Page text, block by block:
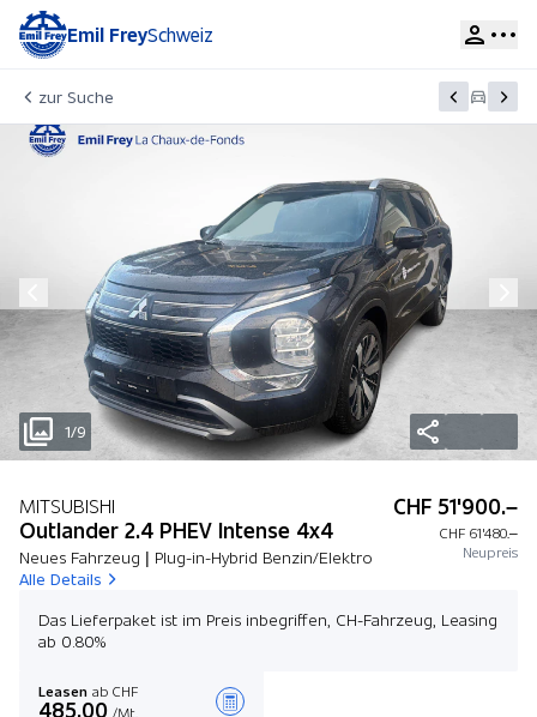
Emil FreySchweiz
zur Suche
1/9
MITSUBISHI
Outlander 2.4 PHEV Intense 4x4
Neues Fahrzeug | Plug-in-Hybrid Benzin/Elektro
Alle Details
CHF 51'900.–
CHF 61'480.–
Neupreis
Das Lieferpaket ist im Preis inbegriffen, CH-Fahrzeug, Leasing
ab 0.80%
Leasen ab CHF
485.00 /Mt.